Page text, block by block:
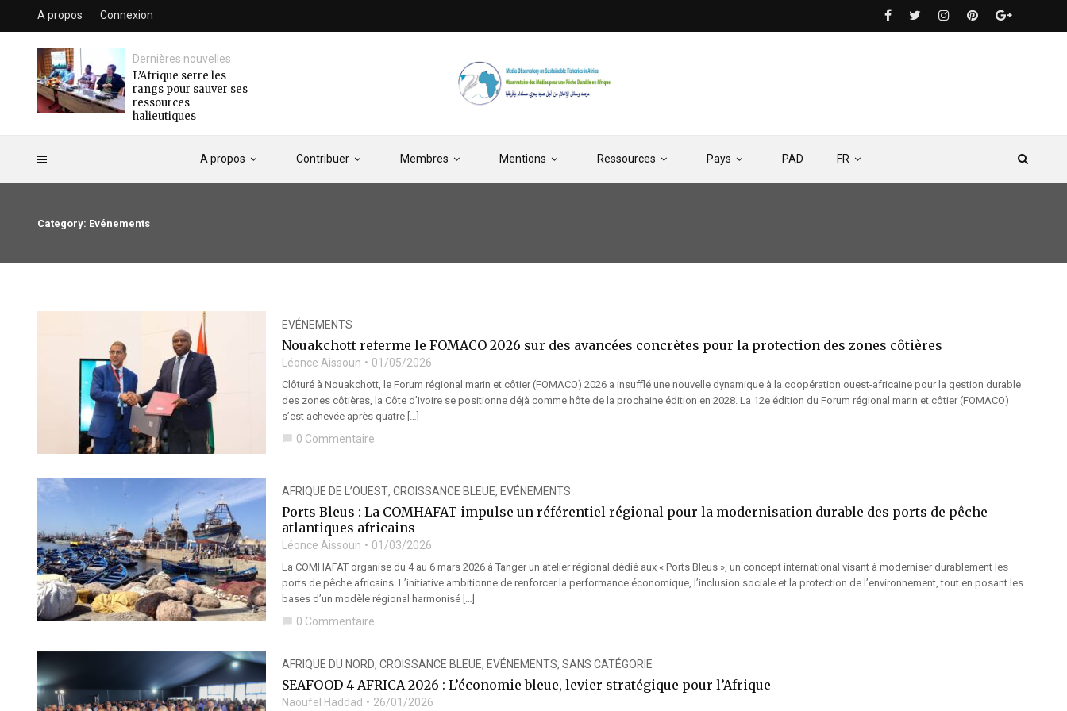
A propos Contribuer Membres Mentions Ressources Pays PAD FR
Dernières nouvelles
L’Afrique serre les
rangs pour sauver ses
ressources
halieutiques
A propos Connexion
Category: Evénements
EVÉNEMENTS
Nouakchott referme le FOMACO 2026 sur des avancées concrètes pour la protection des zones côtières
Léonce Aissoun 01/05/2026
Clôturé à Nouakchott, le Forum régional marin et côtier (FOMACO) 2026 a insufflé une nouvelle dynamique à la coopération ouest-africaine pour la gestion durable
des zones côtières, la Côte d’Ivoire se positionne déjà comme hôte de la prochaine édition en 2028. La 12e édition du Forum régional marin et côtier (FOMACO)
s’est achevée après quatre […]
chat_bubble 0 Commentaire
AFRIQUE DE L’OUEST, CROISSANCE BLEUE, EVÉNEMENTS
Ports Bleus : La COMHAFAT impulse un référentiel régional pour la modernisation durable des ports de pêche
atlantiques africains
Léonce Aissoun 01/03/2026
La COMHAFAT organise du 4 au 6 mars 2026 à Tanger un atelier régional dédié aux « Ports Bleus », un concept international visant à moderniser durablement les
ports de pêche africains. L’initiative ambitionne de renforcer la performance économique, l’inclusion sociale et la protection de l’environnement, tout en posant les
bases d’un modèle régional harmonisé […]
chat_bubble 0 Commentaire
AFRIQUE DU NORD, CROISSANCE BLEUE, EVÉNEMENTS, SANS CATÉGORIE
SEAFOOD 4 AFRICA 2026 : L’économie bleue, levier stratégique pour l’Afrique
Naoufel Haddad 26/01/2026